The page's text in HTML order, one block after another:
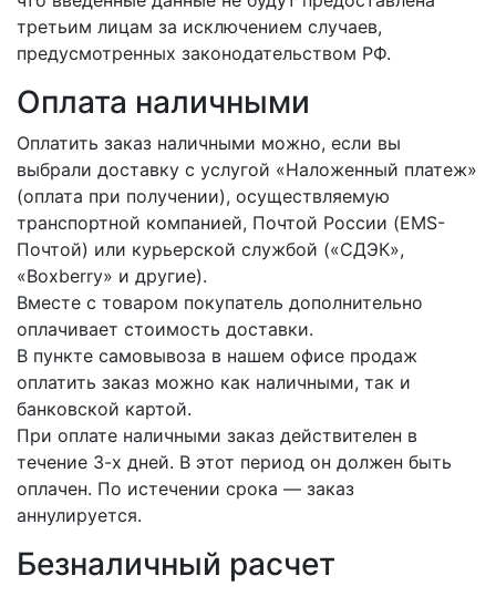
третьим лицам за исключением случаев,
предусмотренных законодательством РФ.
Оплата наличными
Оплатить заказ наличными можно, если вы
выбрали доставку с услугой «Наложенный платеж»
(оплата при получении), осуществляемую
транспортной компанией, Почтой России (EMS-
Почтой) или курьерской службой («СДЭК»,
«Boxberry» и другие).
Вместе с товаром покупатель дополнительно
оплачивает стоимость доставки.
В пункте самовывоза в нашем офисе продаж
оплатить заказ можно как наличными, так и
банковской картой.
При оплате наличными заказ действителен в
течение 3-х дней. В этот период он должен быть
оплачен. По истечении срока — заказ
аннулируется.
Безналичный расчет